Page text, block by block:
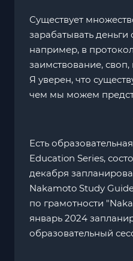
Существует
зарабатывать
например, в
заимствование, своп,
Я уверен, что
чем мы можем
Есть
Education Series,
декабря
Nakamoto Study
по грамотности
январь 2024
образовательный